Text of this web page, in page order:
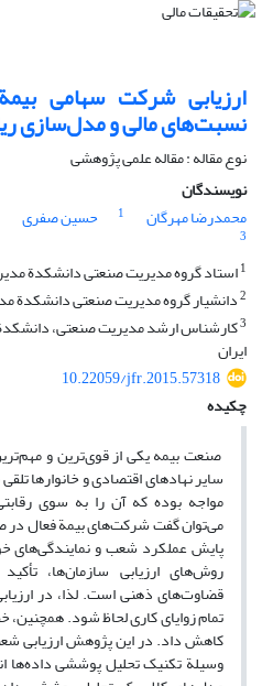
ارزیابی شرکت سهامی
نسبت‌های مالی و مدل‌سازی
نوع مقاله : مقاله علمی پژوهشی
نویسندگان
محمدرضا مهرگان
1 حسین صفری
3
1استاد گروه مدیریت صنعتی دانشکدة
2دانشیار گروه مدیریت صنعتی دانشکدة
3کارشناس ارشد مدیریت صنعتی، دانشکدة
ایران
10.22059/jfr.2015.57318
چکیده
صنعت بیمه یکی از قوی‌ترین و
سایر نهادهای اقتصادی و خانوارها
مواجه بوده که آن را به سوی
می‌توان گفت شرکت‌های بیمة فعال در
پایش عملکرد شعب و نمایندگی‌های
روش‌های ارزیابی سازمان‌ها،
قضاوت‌های ذهنی است. لذا، در
تمام زوایای کاری لحاظ شود. همچنین،
کاهش داد. در این پژوهش ارزیابی
وسیلة تکنیک تحلیل پوششی داده‌ها